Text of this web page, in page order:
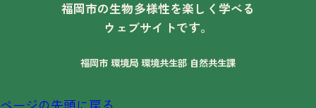
福岡市の生物多様性を楽しく学べる
ウェブサイトです。
福岡市 環境局 環境共生部 自然共生課